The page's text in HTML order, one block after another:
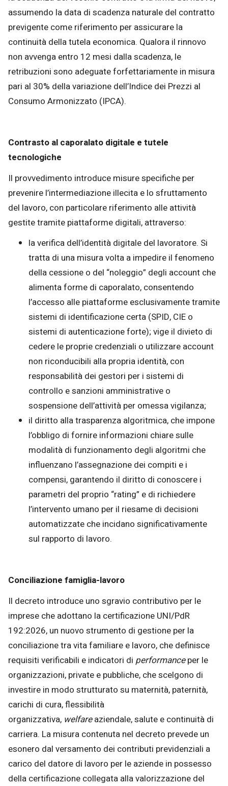
assumendo la data di scadenza naturale del contratto
previgente come riferimento per assicurare la
continuità della tutela economica. Qualora il rinnovo
non avvenga entro 12 mesi dalla scadenza, le
retribuzioni sono adeguate forfettariamente in misura
pari al 30% della variazione dell’Indice dei Prezzi al
Consumo Armonizzato (IPCA).
Contrasto al caporalato digitale e tutele
tecnologiche
Il provvedimento introduce misure specifiche per
prevenire l’intermediazione illecita e lo sfruttamento
del lavoro, con particolare riferimento alle attività
gestite tramite piattaforme digitali, attraverso:
la verifica dell’identità digitale del lavoratore. Si
tratta di una misura volta a impedire il fenomeno
della cessione o del “noleggio” degli account che
alimenta forme di caporalato, consentendo
l’accesso alle piattaforme esclusivamente tramite
sistemi di identificazione certa (SPID, CIE o
sistemi di autenticazione forte); vige il divieto di
cedere le proprie credenziali o utilizzare account
non riconducibili alla propria identità, con
responsabilità dei gestori per i sistemi di
controllo e sanzioni amministrative o
sospensione dell’attività per omessa vigilanza;
il diritto alla trasparenza algoritmica, che impone
l’obbligo di fornire informazioni chiare sulle
modalità di funzionamento degli algoritmi che
influenzano l’assegnazione dei compiti e i
compensi, garantendo il diritto di conoscere i
parametri del proprio “rating” e di richiedere
l’intervento umano per il riesame di decisioni
automatizzate che incidano significativamente
sul rapporto di lavoro.
Conciliazione famiglia-lavoro
Il decreto introduce uno sgravio contributivo per le
imprese che adottano la certificazione UNI/PdR
192:2026, un nuovo strumento di gestione per la
conciliazione tra vita familiare e lavoro, che definisce
requisiti verificabili e indicatori di performanceper le
organizzazioni, private e pubbliche, che scelgono di
investire in modo strutturato su maternità, paternità,
carichi di cura, flessibilità
organizzativa, welfareaziendale, salute e continuità di
carriera. La misura contenuta nel decreto prevede un
esonero dal versamento dei contributi previdenziali a
carico del datore di lavoro per le aziende in possesso
della certificazione collegata alla valorizzazione del